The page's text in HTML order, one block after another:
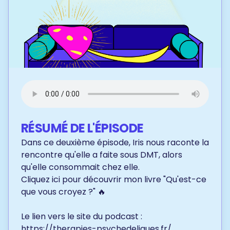
RÉSUMÉ DE L'ÉPISODE
Dans ce deuxième épisode, Iris nous raconte la
rencontre qu'elle a faite sous DMT, alors
qu'elle consommait chez elle.
Cliquez ici pour découvrir mon livre "Qu'est-ce
que vous croyez ?" 🔥
Le lien vers le site du podcast :